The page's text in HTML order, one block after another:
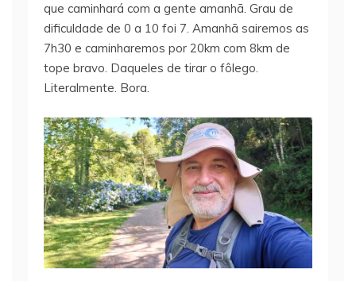
que caminhará com a gente amanhã. Grau de
dificuldade de 0 a 10 foi 7. Amanhã sairemos as
7h30 e caminharemos por 20km com 8km de
tope bravo. Daqueles de tirar o fôlego.
Literalmente. Bora.